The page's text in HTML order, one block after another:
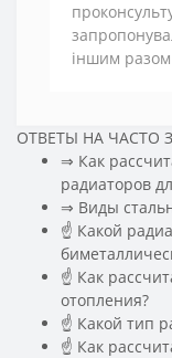
іншим
ОТВЕТЫ НА ЧАСТО
⇒ Как
радиаторов
️⇒ Виды
☝ Какой
☝ Как
отопления?
☝ Какой тип
☝ Как